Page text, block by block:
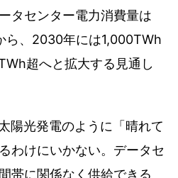
タセンター電力消費量は
、2030年には1,000TWh
超へと拡大する見通し
陽光発電のように「晴れて
わけにいかない。データセ
帯に関係なく供給できる